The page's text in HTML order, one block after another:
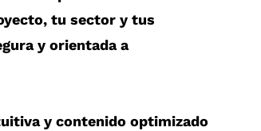
tu sector y tus
y orientada a
y contenido optimizado